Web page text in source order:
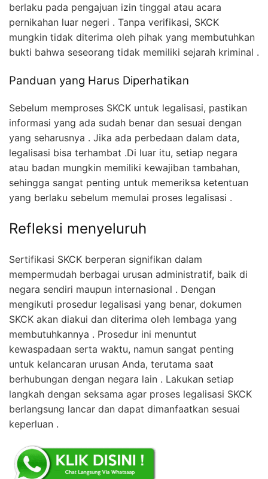
berlaku pada pengajuan izin tinggal atau acara
pernikahan luar negeri . Tanpa verifikasi, SKCK
mungkin tidak diterima oleh pihak yang membutuhkan
bukti bahwa seseorang tidak memiliki sejarah kriminal .
Panduan yang Harus Diperhatikan
Sebelum memproses SKCK untuk legalisasi, pastikan
informasi yang ada sudah benar dan sesuai dengan
yang seharusnya . Jika ada perbedaan dalam data,
legalisasi bisa terhambat .Di luar itu, setiap negara
atau badan mungkin memiliki kewajiban tambahan,
sehingga sangat penting untuk memeriksa ketentuan
yang berlaku sebelum memulai proses legalisasi .
Refleksi menyeluruh
Sertifikasi SKCK berperan signifikan dalam
mempermudah berbagai urusan administratif, baik di
negara sendiri maupun internasional . Dengan
mengikuti prosedur legalisasi yang benar, dokumen
SKCK akan diakui dan diterima oleh lembaga yang
membutuhkannya . Prosedur ini menuntut
kewaspadaan serta waktu, namun sangat penting
untuk kelancaran urusan Anda, terutama saat
berhubungan dengan negara lain . Lakukan setiap
langkah dengan seksama agar proses legalisasi SKCK
berlangsung lancar dan dapat dimanfaatkan sesuai
keperluan .